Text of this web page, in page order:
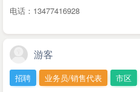
电话：13477416928
游客
招聘 业务员/销售代表 市区